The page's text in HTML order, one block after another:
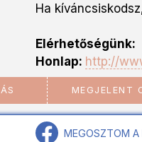
Ha
Elérhetőségünk:
Honlap: http://
MEGJELENT
MEGOSZTOM A